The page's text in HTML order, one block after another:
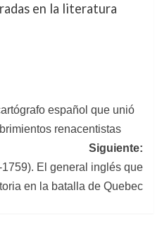
en la literatura
español que unió
renacentistas
Siguiente:
El general inglés que
en la batalla de Quebec